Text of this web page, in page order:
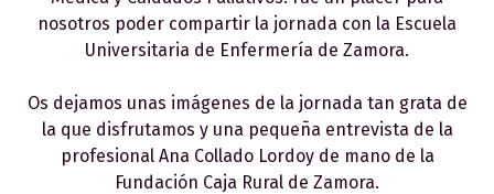
nosotros poder compartir la jornada con la Escuela
Universitaria de Enfermería de Zamora.
Os dejamos unas imágenes de la jornada tan grata de
la que disfrutamos y una pequeña entrevista de la
profesional Ana Collado Lordoy de mano de la
Fundación Caja Rural de Zamora.